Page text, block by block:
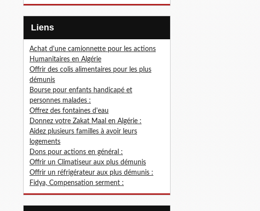
Liens
Achat d'une camionnette pour les actions
Humanitaires en Algérie
Offrir des colis alimentaires pour les plus
démunis
Bourse pour enfants handicapé et
personnes malades :
Offrez des fontaines d'eau
Donnez votre Zakat Maal en Algérie :
Aidez plusieurs familles à avoir leurs
logements
Dons pour actions en général :
Offrir un Climatiseur aux plus démunis
Offrir un réfrigérateur aux plus démunis :
Fidya, Compensation serment :